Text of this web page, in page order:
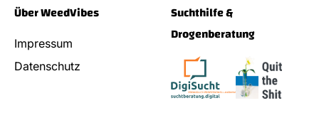
Über WeedVibes
Impressum
Datenschutz
Suchthilfe &
Drogenberatung